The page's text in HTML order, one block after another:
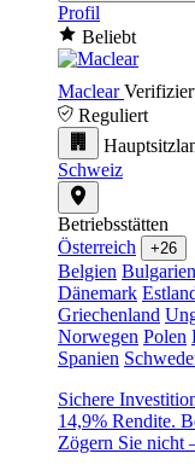
Profil
Beliebt
Maclear
Reguliert
Schweiz
Betriebsstätten
Österreich
+26
Belgien Bulgarien
Dänemark
Griechenland
Norwegen Polen
Spanien
Sichere
14,9% Rendite.
Zögern Sie nicht